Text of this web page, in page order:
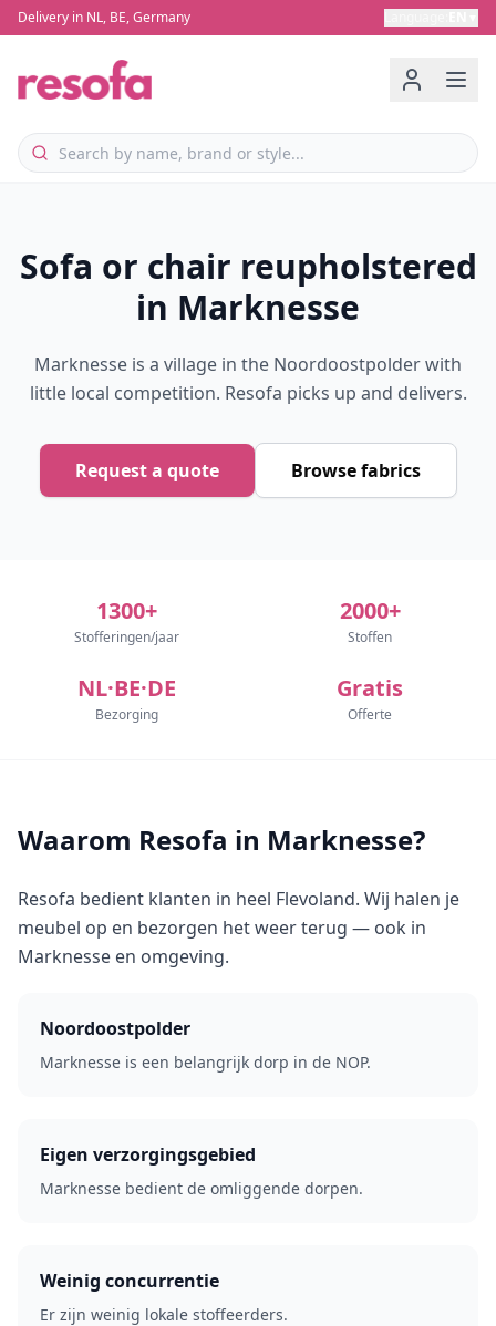
Delivery in NL, BE, Germany
Sofa or chair reupholstered
in Marknesse
Marknesse is a village in the Noordoostpolder with
little local competition. Resofa picks up and delivers.
Request a quote Browse fabrics
1300+
Stofferingen/jaar
2000+
Stoffen
NL·BE·DE
Bezorging
Gratis
Offerte
Waarom Resofa in Marknesse?
Resofa bedient klanten in heel Flevoland. Wij halen je
meubel op en bezorgen het weer terug — ook in
Marknesse en omgeving.
Noordoostpolder
Marknesse is een belangrijk dorp in de NOP.
Eigen verzorgingsgebied
Marknesse bedient de omliggende dorpen.
Weinig concurrentie
Er zijn weinig lokale stoffeerders.